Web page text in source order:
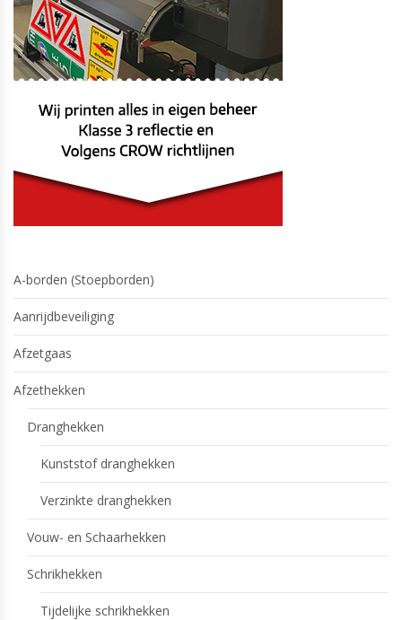
A-borden (Stoepborden)
Aanrijdbeveiliging
Afzetgaas
Afzethekken
Dranghekken
Kunststof dranghekken
Verzinkte dranghekken
Vouw- en Schaarhekken
Schrikhekken
Tijdelijke schrikhekken